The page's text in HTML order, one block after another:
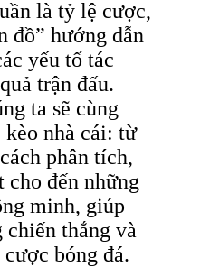
là tỷ lệ cược,
đồ” hướng dẫn
yếu tố tác
trận đấu.
ta sẽ cùng
kèo nhà cái: từ
phân tích,
cho đến những
minh, giúp
chiến thắng và
bóng đá.